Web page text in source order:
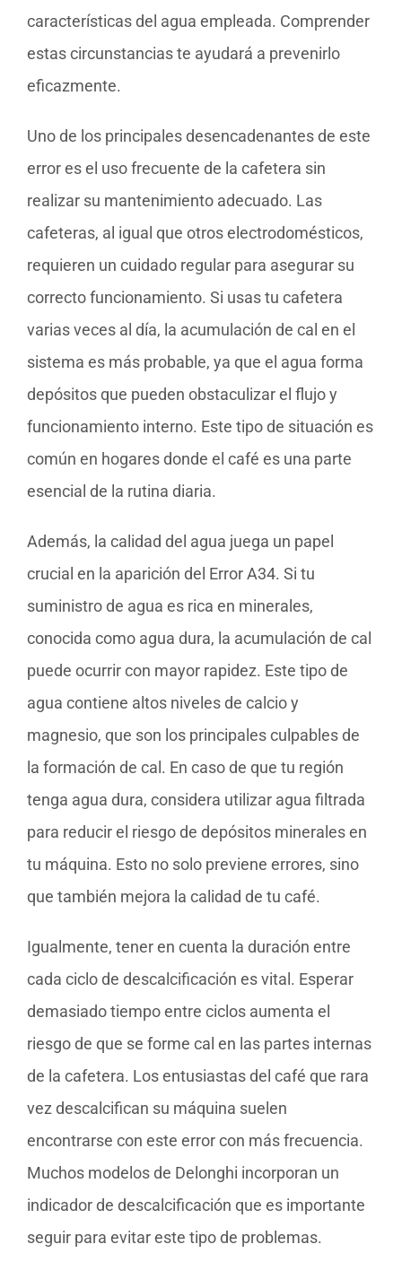
características del agua empleada. Comprender
estas circunstancias te ayudará a prevenirlo
eficazmente.
Uno de los principales desencadenantes de este
error es el uso frecuente de la cafetera sin
realizar su mantenimiento adecuado. Las
cafeteras, al igual que otros electrodomésticos,
requieren un cuidado regular para asegurar su
correcto funcionamiento. Si usas tu cafetera
varias veces al día, la acumulación de cal en el
sistema es más probable, ya que el agua forma
depósitos que pueden obstaculizar el flujo y
funcionamiento interno. Este tipo de situación es
común en hogares donde el café es una parte
esencial de la rutina diaria.
Además, la calidad del agua juega un papel
crucial en la aparición del Error A34. Si tu
suministro de agua es rica en minerales,
conocida como agua dura, la acumulación de cal
puede ocurrir con mayor rapidez. Este tipo de
agua contiene altos niveles de calcio y
magnesio, que son los principales culpables de
la formación de cal. En caso de que tu región
tenga agua dura, considera utilizar agua filtrada
para reducir el riesgo de depósitos minerales en
tu máquina. Esto no solo previene errores, sino
que también mejora la calidad de tu café.
Igualmente, tener en cuenta la duración entre
cada ciclo de descalcificación es vital. Esperar
demasiado tiempo entre ciclos aumenta el
riesgo de que se forme cal en las partes internas
de la cafetera. Los entusiastas del café que rara
vez descalcifican su máquina suelen
encontrarse con este error con más frecuencia.
Muchos modelos de Delonghi incorporan un
indicador de descalcificación que es importante
seguir para evitar este tipo de problemas.